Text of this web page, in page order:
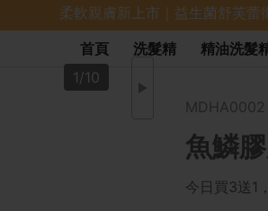
柔軟親膚新上市｜益生菌舒芙蕾
首頁 洗髮精 精油洗髮
1/10
MDHA0002
魚鱗
今日買3送1